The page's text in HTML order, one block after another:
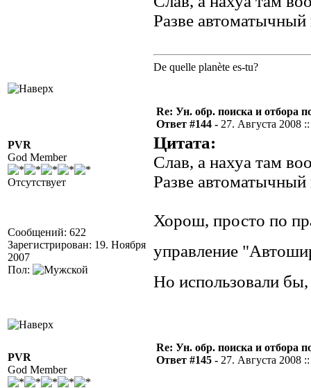
Разве
De quelle planète es-tu?
PVR
God Member
Отсутствует
Сообщений: 622
Зарегистрирован: 19. Ноября
2007
Пол:
Re: Ун. обр. поиска и отбора
Ответ #144 - 27. Августа 2008
Цитата:
Слав, а нахуа там
Разве
Хорош, просто по
управление
Но использовали
PVR
God Member
Re: Ун. обр. поиска и отбора
Ответ #145 - 27. Августа 2008